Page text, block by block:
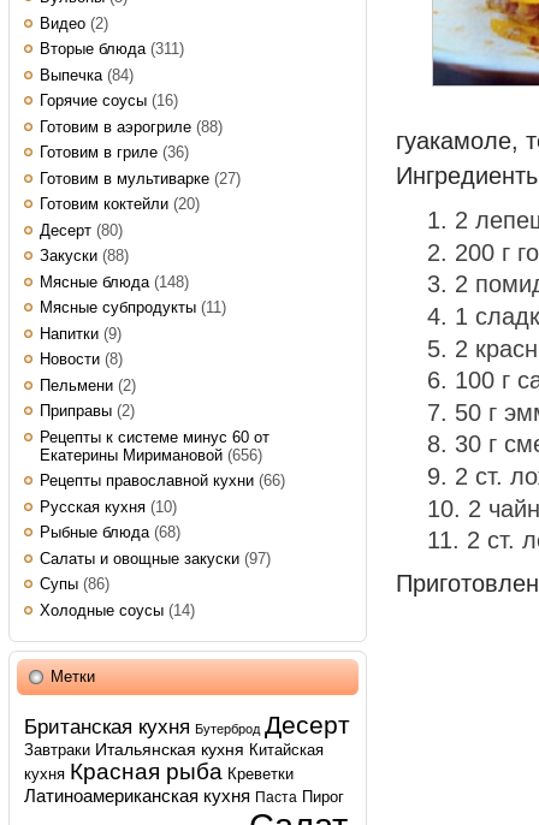
Видео (2)
Вторые блюда(311)
Выпечка (84)
Горячие соусы (16)
Готовим в аэрогриле (88)
Готовим в гриле (36)
Готовим в мультиварке (27)
Готовим коктейли (20)
Десерт (80)
Закуски (88)
Мясные блюда (148)
Мясные субпродукты (11)
Напитки (9)
Новости (8)
Пельмени (2)
Приправы (2)
Рецепты к системе минус 60 от
Екатерины Миримановой (656)
Рецепты православной кухни (66)
Русская кухня (10)
Рыбные блюда(68)
Салаты и овощные закуски (97)
Супы (86)
Холодные соусы (14)
Метки
Британская кухня Бутерброд Десерт
Завтраки Итальянская кухня Китайская
кухня Красная рыба Креветки
Латиноамериканская кухня Паста Пирог
гуакамоле,
2
200 г
2
1
2
100 г
50 г
30 г
2 ст.
2
2 ст.